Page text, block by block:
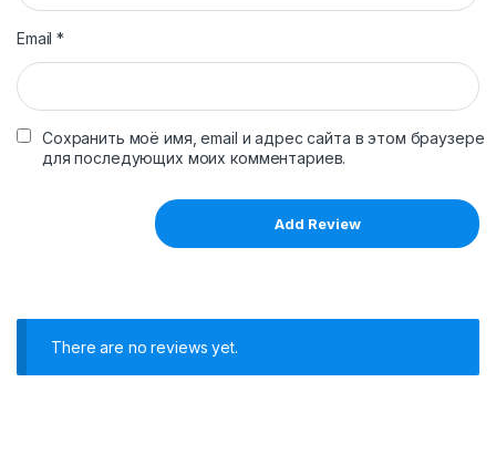
Email*
Сохранить моё имя, email и адрес сайта в этом браузере
для последующих моих комментариев.
There are no reviews yet.